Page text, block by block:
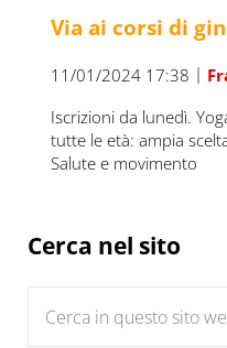
Via ai corsi di
11/01/2024 17:38 |
Iscrizioni da lunedì.
tutte le età: ampia
Salute e movimento
Sidebar
Cerca nel sito